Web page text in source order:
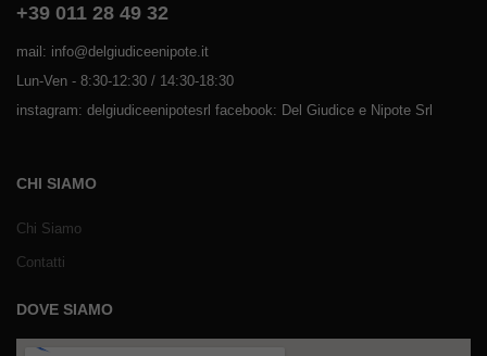
+39 011 28 49 32
mail: info@delgiudiceenipote.it
Lun-Ven - 8:30-12:30 / 14:30-18:30
instagram: delgiudiceenipotesrl facebook: Del Giudice e Nipote Srl
CHI SIAMO
Chi Siamo
Contatti
DOVE SIAMO